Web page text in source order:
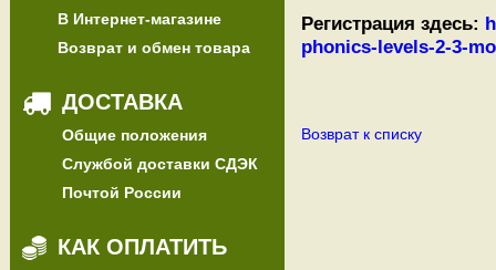
В Интернет-магазине
Возврат и обмен товара
ДОСТАВКА
Общие положения
Службой доставки СДЭК
Почтой России
КАК ОПЛАТИТЬ
Регистрация здесь:
phonics-levels-2-3-
Возврат к списку